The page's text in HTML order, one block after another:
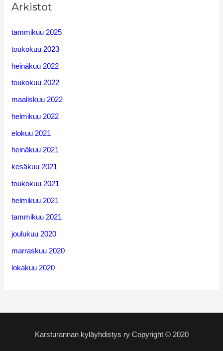
Arkistot
tammikuu 2025
toukokuu 2023
heinäkuu 2022
toukokuu 2022
maaliskuu 2022
helmikuu 2022
elokuu 2021
heinäkuu 2021
kesäkuu 2021
toukokuu 2021
helmikuu 2021
tammikuu 2021
joulukuu 2020
marraskuu 2020
lokakuu 2020
Karsturannan kyläyhdistys ry Copyright © 2020